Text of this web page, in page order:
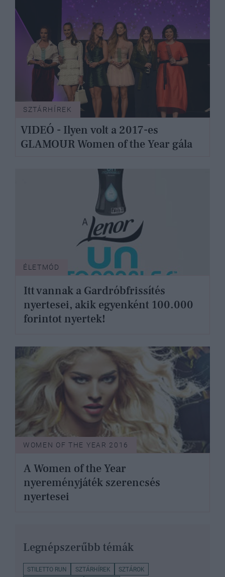
SZTÁRHÍREK
VIDEÓ - Ilyen volt a 2017-es
GLAMOUR Women of the Year gála
ÉLETMÓD
Itt vannak a Gardróbfrissítés
nyertesei, akik egyenként 100.000
forintot nyertek!
WOMEN OF THE YEAR 2016
A Women of the Year
nyereményjáték szerencsés
nyertesei
Legnépszerűbb témák
STILETTO RUN SZTÁRHÍREK SZTÁROK